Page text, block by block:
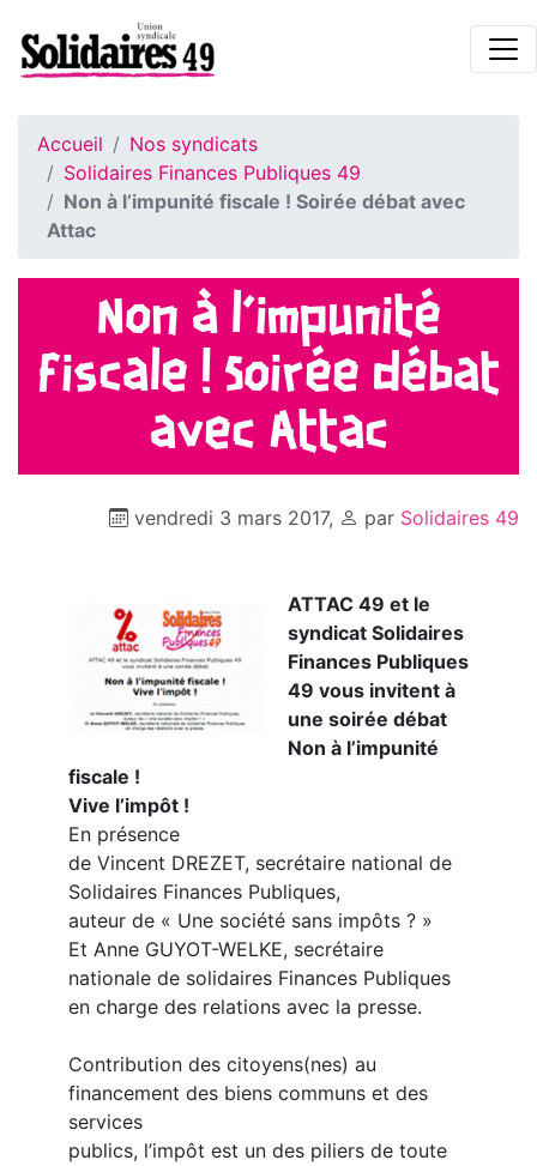
Accueil
Nos syndicats
Solidaires Finances Publiques 49
Non à l’impunité fiscale ! Soirée débat avec
Attac
Non à l’impunité
fiscale ! Soirée débat
avec Attac
vendredi 3 mars 2017, par Solidaires 49
ATTAC 49 et le
syndicat Solidaires
Finances Publiques
49 vous invitent à
une soirée débat
Non à l’impunité
fiscale !
Vive l’impôt !
En présence
de Vincent DREZET, secrétaire national de
Solidaires Finances Publiques,
auteur de « Une société sans impôts ? »
Et Anne GUYOT-WELKE, secrétaire
nationale de solidaires Finances Publiques
en charge des relations avec la presse.
Contribution des citoyens(nes) au
financement des biens communs et des
services
publics, l’impôt est un des piliers de toute